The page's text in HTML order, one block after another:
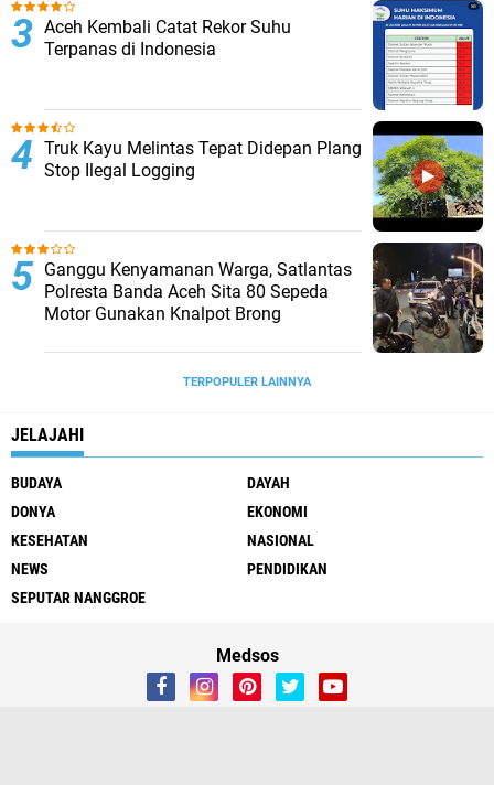
Aceh Kembali Catat Rekor Suhu
Terpanas di Indonesia
Truk Kayu Melintas Tepat Didepan Plang
Stop Ilegal Logging
Ganggu Kenyamanan Warga, Satlantas
Polresta Banda Aceh Sita 80 Sepeda
Motor Gunakan Knalpot Brong
TERPOPULER LAINNYA
JELAJAHI
BUDAYA
DAYAH
DONYA
EKONOMI
KESEHATAN
NASIONAL
NEWS
PENDIDIKAN
SEPUTAR NANGGROE
Medsos